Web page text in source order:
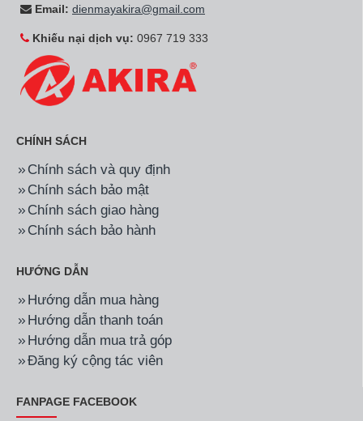
Email: dienmayakira@gmail.com
Khiếu nại dịch vụ: 0967 719 333
CHÍNH SÁCH
Chính sách và quy định
Chính sách bảo mật
Chính sách giao hàng
Chính sách bảo hành
HƯỚNG DẪN
Hướng dẫn mua hàng
Hướng dẫn thanh toán
Hướng dẫn mua trả góp
Đăng ký cộng tác viên
FANPAGE FACEBOOK